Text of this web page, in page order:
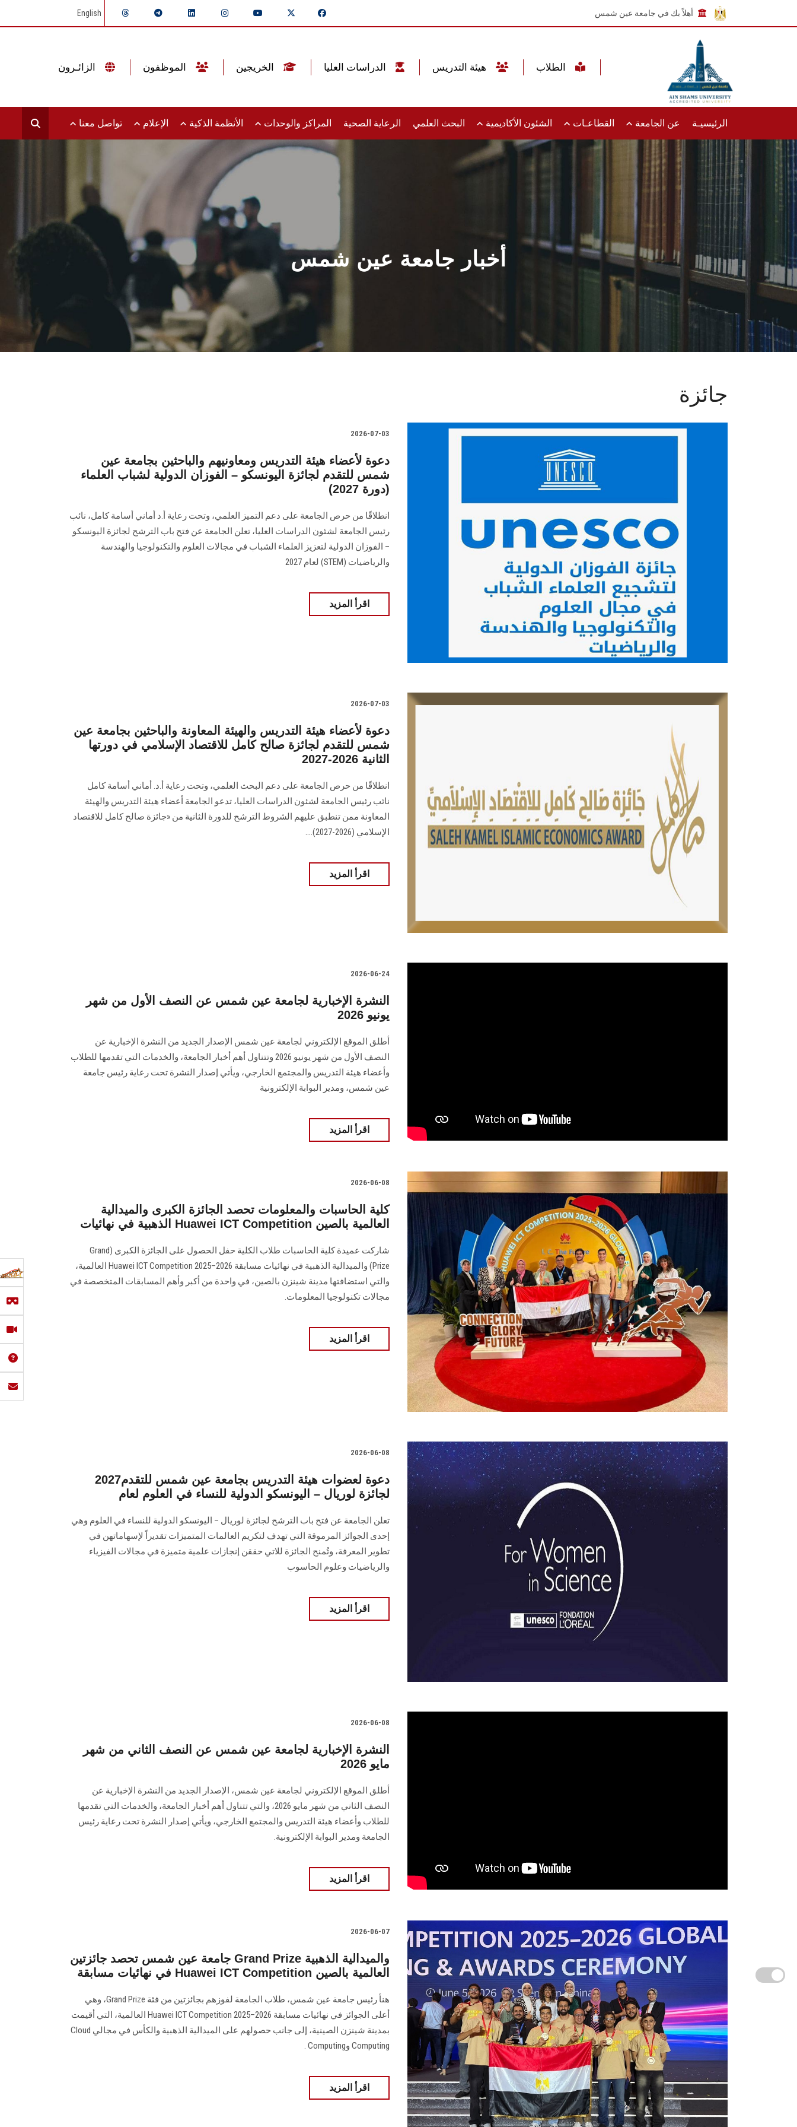
أهلاً بك في جامعة عين شمس English
الرئيسيـة عن الجامعة القطاعـات الشئون الأكاديمية البحث العلمي الرعاية الصحية المراكز والوحدات الأنظمة الذكية الإعلام تواصل معنا
أخبار جامعة عين شمس
جائزة
2026-07-03
دعوة لأعضاء هيئة التدريس ومعاونيهم والباحثين بجامعة عين
شمس للتقدم لجائزة اليونسكو – الفوزان الدولية لشباب العلماء
(دورة 2027)
انطلاقًا من حرص الجامعة على دعم التميز العلمي، وتحت رعاية أ.د أماني أسامة كامل، نائب
رئيس الجامعة لشئون الدراسات العليا، تعلن الجامعة عن فتح باب الترشح لجائزة اليونسكو
– الفوزان الدولية لتعزيز العلماء الشباب في مجالات العلوم والتكنولوجيا والهندسة
والرياضيات (STEM) لعام 2027
اقرأ المزيد
2026-07-03
دعوة لأعضاء هيئة التدريس والهيئة المعاونة والباحثين بجامعة عين
شمس للتقدم لجائزة صالح كامل للاقتصاد الإسلامي في دورتها
الثانية 2026-2027
انطلاقًا من حرص الجامعة على دعم البحث العلمي، وتحت رعاية أ.د. أماني أسامة كامل
نائب رئيس الجامعة لشئون الدراسات العليا، تدعو الجامعة أعضاء هيئة التدريس والهيئة
المعاونة ممن تنطبق عليهم الشروط الترشح للدورة الثانية من «جائزة صالح كامل للاقتصاد
الإسلامي (2026-2027)....
اقرأ المزيد
2026-06-24
النشرة الإخبارية لجامعة عين شمس عن النصف الأول من شهر
يونيو 2026
أطلق الموقع الإلكتروني لجامعة عين شمس الإصدار الجديد من النشرة الإخبارية عن
النصف الأول من شهر يونيو 2026 وتتناول أهم أخبار الجامعة، والخدمات التي تقدمها للطلاب
وأعضاء هيئة التدريس والمجتمع الخارجي، ويأتي إصدار النشرة تحت رعاية رئيس جامعة
عين شمس، ومدير البوابة الإلكترونية
اقرأ المزيد
2026-06-08
كلية الحاسبات والمعلومات تحصد الجائزة الكبرى والميدالية
الذهبية في نهائيات Huawei ICT Competition العالمية بالصين
شاركت عميدة كلية الحاسبات طلاب الكلية حفل الحصول على الجائزة الكبرى (Grand
Prize) والميدالية الذهبية في نهائيات مسابقة Huawei ICT Competition 2025–2026 العالمية،
والتي استضافتها مدينة شينزن بالصين، في واحدة من أكبر وأهم المسابقات المتخصصة في
مجالات تكنولوجيا المعلومات.
اقرأ المزيد
2026-06-08
2027دعوة لعضوات هيئة التدريس بجامعة عين شمس للتقدم
لجائزة لوريال – اليونسكو الدولية للنساء في العلوم لعام
تعلن الجامعة عن فتح باب الترشح لجائزة لوريال – اليونسكو الدولية للنساء في العلوم وهي
إحدى الجوائز المرموقة التي تهدف لتكريم العالمات المتميزات تقديراً لإسهاماتهن في
تطوير المعرفة، وتُمنح الجائزة للاتي حققن إنجازات علمية متميزة في مجالات الفيزياء
والرياضيات وعلوم الحاسوب
اقرأ المزيد
2026-06-08
النشرة الإخبارية لجامعة عين شمس عن النصف الثاني من شهر
مايو 2026
أطلق الموقع الإلكتروني لجامعة عين شمس، الإصدار الجديد من النشرة الإخبارية عن
النصف الثاني من شهر مايو 2026، والتي تتناول أهم أخبار الجامعة، والخدمات التي تقدمها
للطلاب وأعضاء هيئة التدريس والمجتمع الخارجي، ويأتي إصدار النشرة تحت رعاية رئيس
الجامعة ومدير البوابة الإلكترونية.
اقرأ المزيد
2026-06-07
جامعة عين شمس تحصد جائزتين Grand Prize والميدالية الذهبية
في نهائيات مسابقة Huawei ICT Competition العالمية بالصين
هنأ رئيس جامعة عين شمس، طلاب الجامعة لفوزهم بجائزتين من فئة Grand Prize، وهي
أعلى الجوائز في نهائيات مسابقة Huawei ICT Competition 2025–2026 العالمية، التي أقيمت
بمدينة شينزن الصينية، إلى جانب حصولهم على الميدالية الذهبية والكأس في مجالي Cloud
Computing وComputing .
اقرأ المزيد